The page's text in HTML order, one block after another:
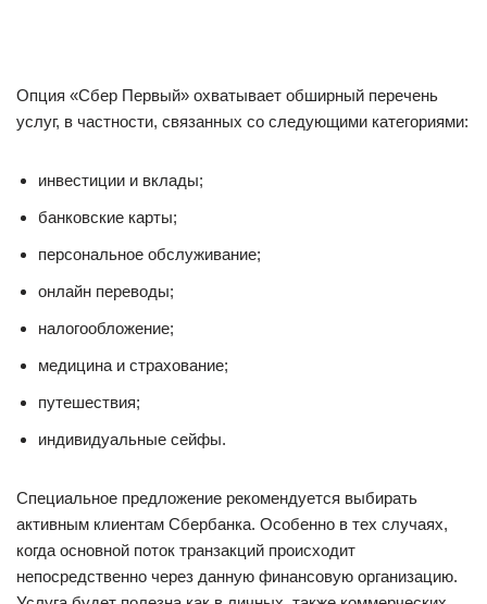
Опция «Сбер Первый» охватывает обширный перечень
услуг, в частности, связанных со следующими категориями:
инвестиции и вклады;
банковские карты;
персональное обслуживание;
онлайн переводы;
налогообложение;
медицина и страхование;
путешествия;
индивидуальные сейфы.
Специальное предложение рекомендуется выбирать
активным клиентам Сбербанка. Особенно в тех случаях,
когда основной поток транзакций происходит
непосредственно через данную финансовую организацию.